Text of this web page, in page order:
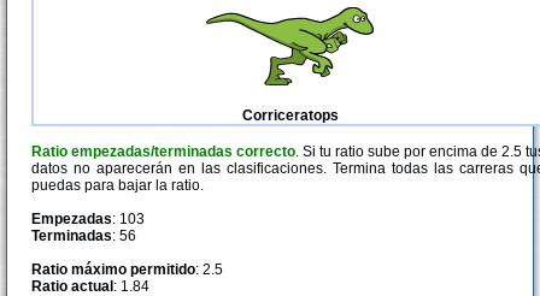
Corriceratops
Ratio empezadas/terminadas correcto. Si tu ratio sube por encima de 2.5
datos no aparecerán en las clasificaciones. Termina todas las carreras
puedas para bajar la ratio.
Empezadas: 103
Terminadas: 56
Ratio máximo permitido: 2.5
Ratio actual : 1.84